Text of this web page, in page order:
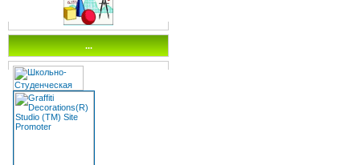
...